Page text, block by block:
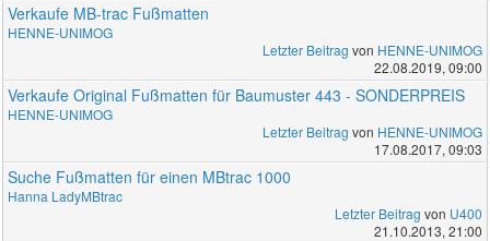
Verkaufe MB-trac Fußmatten
HENNE-UNIMOG
Letzter Beitrag von HENNE-UNIMOG
22.08.2019, 09:00
Verkaufe Original Fußmatten für Baumuster 443 - SONDERPREIS
HENNE-UNIMOG
Letzter Beitrag von HENNE-UNIMOG
17.08.2017, 09:03
Suche Fußmatten für einen MBtrac 1000
Hanna LadyMBtrac
Letzter Beitrag von U400
21.10.2013, 21:00